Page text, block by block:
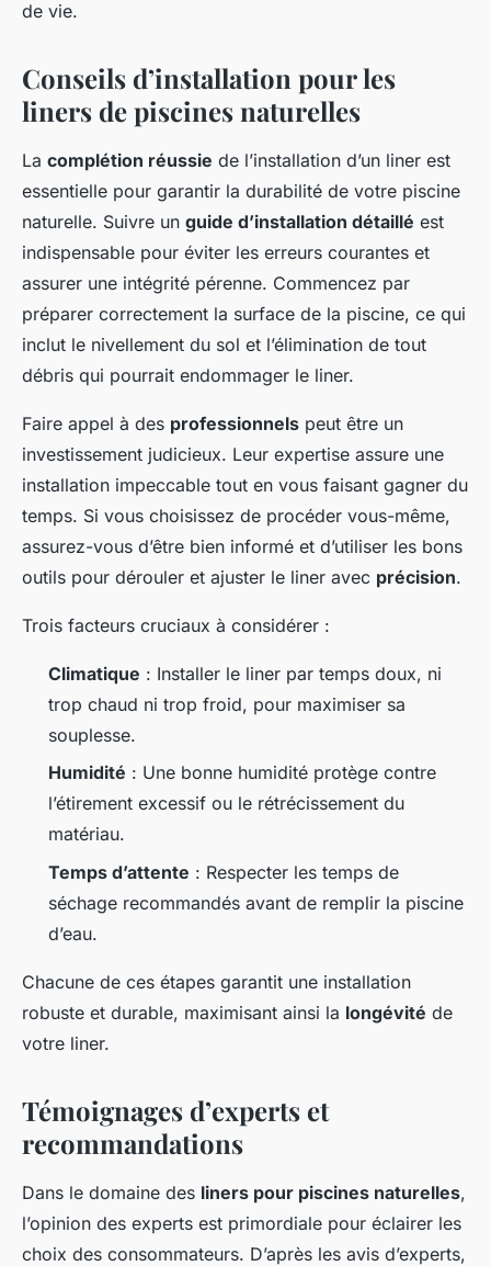
de vie.
Conseils d’installation pour les
liners de piscines naturelles
La complétion réussie de l’installation d’un liner est
essentielle pour garantir la durabilité de votre piscine
naturelle. Suivre un guide d’installation détaillé est
indispensable pour éviter les erreurs courantes et
assurer une intégrité pérenne. Commencez par
préparer correctement la surface de la piscine, ce qui
inclut le nivellement du sol et l’élimination de tout
débris qui pourrait endommager le liner.
Faire appel à des professionnels peut être un
investissement judicieux. Leur expertise assure une
installation impeccable tout en vous faisant gagner du
temps. Si vous choisissez de procéder vous-même,
assurez-vous d’être bien informé et d’utiliser les bons
outils pour dérouler et ajuster le liner avec précision.
Trois facteurs cruciaux à considérer :
Climatique : Installer le liner par temps doux, ni
trop chaud ni trop froid, pour maximiser sa
souplesse.
Humidité : Une bonne humidité protège contre
l’étirement excessif ou le rétrécissement du
matériau.
Temps d’attente : Respecter les temps de
séchage recommandés avant de remplir la piscine
d’eau.
Chacune de ces étapes garantit une installation
robuste et durable, maximisant ainsi la longévité de
votre liner.
Témoignages d’experts et
recommandations
Dans le domaine des liners pour piscines naturelles,
l’opinion des experts est primordiale pour éclairer les
choix des consommateurs. D’après les avis d’experts,